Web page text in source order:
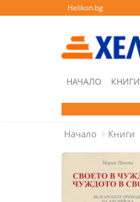
Helikon.bg
НАЧАЛО КНИГИ
Начало Книги